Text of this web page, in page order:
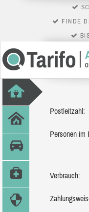
FINDE
Postleitzahl:
Personen im
Verbrauch: